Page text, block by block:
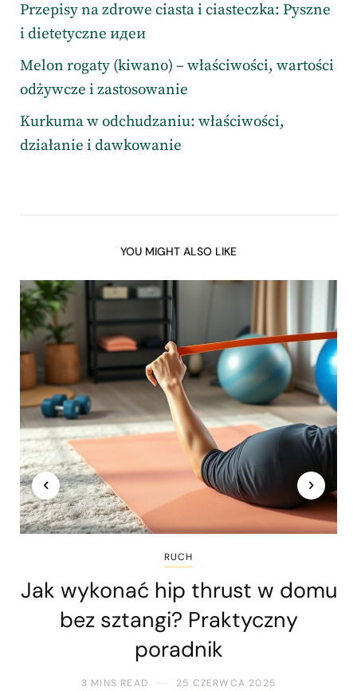
Przepisy na zdrowe ciasta i ciasteczka: Pyszne
i dietetyczne идеи
Melon rogaty (kiwano) – właściwości, wartości
odżywcze i zastosowanie
Kurkuma w odchudzaniu: właściwości,
działanie i dawkowanie
YOU MIGHT ALSO LIKE
RUCH
Jak wykonać hip thrust w domu
bez sztangi? Praktyczny
poradnik
3 MINS READ 25 CZERWCA 2025